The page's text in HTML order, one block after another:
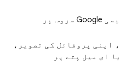
www.google.com جیسی Google سروس پر
اپنی پروفائل کی تصویر،
ای میل پتے پر